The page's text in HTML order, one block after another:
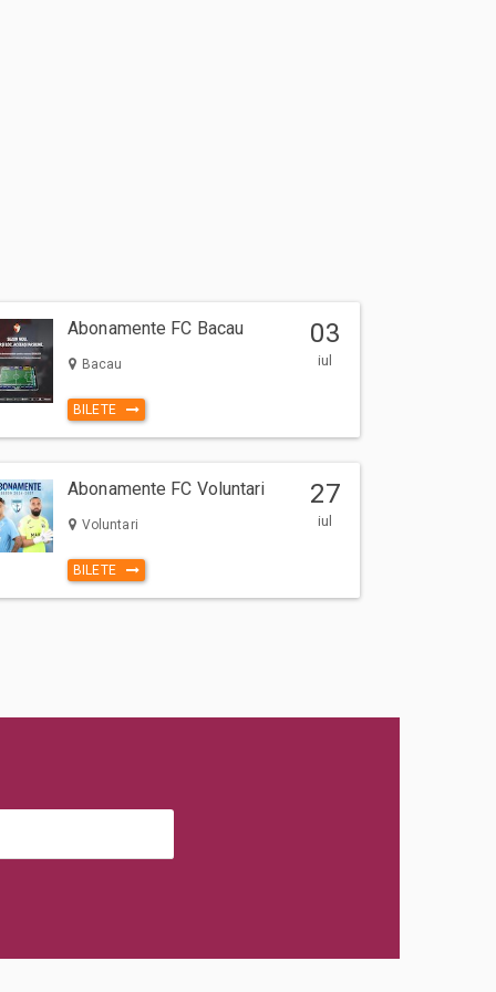
Abonamente FC Bacau
Bacau
BILETE
03
iul
Abonamente FC Voluntari
Voluntari
BILETE
27
iul